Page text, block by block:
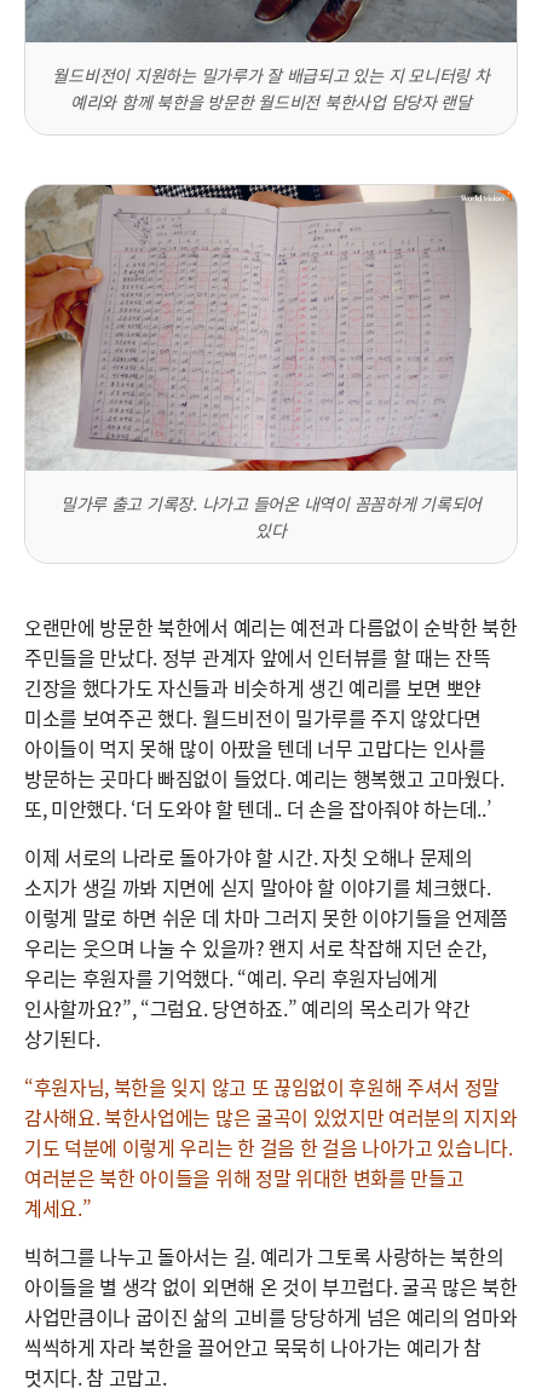
월드비전이 지원하는 밀가루가 잘 배급되고 있는 지 모니터링 차
예리와 함께 북한을 방문한 월드비전 북한사업 담당자 랜달
밀가루 출고 기록장. 나가고 들어온 내역이 꼼꼼하게 기록되어
있다
오랜만에 방문한 북한에서 예리는 예전과 다름없이 순박한 북한
주민들을 만났다. 정부 관계자 앞에서 인터뷰를 할 때는 잔뜩
긴장을 했다가도 자신들과 비슷하게 생긴 예리를 보면 뽀얀
미소를 보여주곤 했다. 월드비전이 밀가루를 주지 않았다면
아이들이 먹지 못해 많이 아팠을 텐데 너무 고맙다는 인사를
방문하는 곳마다 빠짐없이 들었다. 예리는 행복했고 고마웠다.
또, 미안했다. ‘더 도와야 할 텐데.. 더 손을 잡아줘야 하는데..’
이제 서로의 나라로 돌아가야 할 시간. 자칫 오해나 문제의
소지가 생길 까봐 지면에 싣지 말아야 할 이야기를 체크했다.
이렇게 말로 하면 쉬운 데 차마 그러지 못한 이야기들을 언제쯤
우리는 웃으며 나눌 수 있을까? 왠지 서로 착잡해 지던 순간,
우리는 후원자를 기억했다. “예리. 우리 후원자님에게
인사할까요?”, “그럼요. 당연하죠.” 예리의 목소리가 약간
상기된다.
“후원자님, 북한을 잊지 않고 또 끊임없이 후원해 주셔서 정말
감사해요. 북한사업에는 많은 굴곡이 있었지만 여러분의 지지와
기도 덕분에 이렇게 우리는 한 걸음 한 걸음 나아가고 있습니다.
여러분은 북한 아이들을 위해 정말 위대한 변화를 만들고
계세요.”
빅허그를 나누고 돌아서는 길. 예리가 그토록 사랑하는 북한의
아이들을 별 생각 없이 외면해 온 것이 부끄럽다. 굴곡 많은 북한
사업만큼이나 굽이진 삶의 고비를 당당하게 넘은 예리의 엄마와
씩씩하게 자라 북한을 끌어안고 묵묵히 나아가는 예리가 참
멋지다. 참 고맙고.